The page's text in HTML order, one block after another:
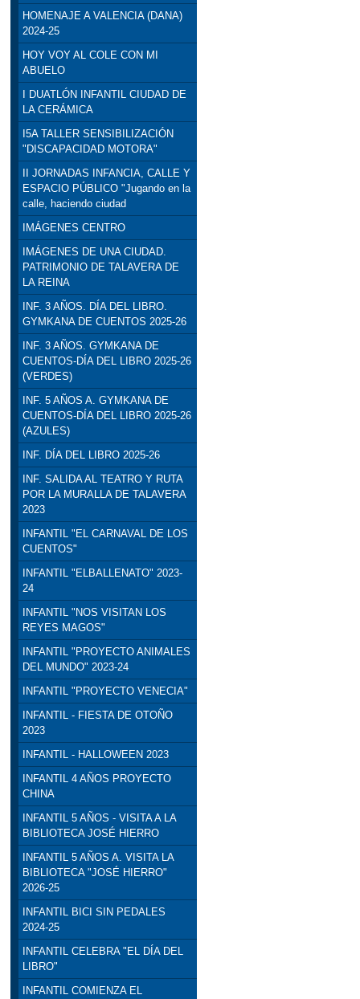
HOMENAJE A VALENCIA (DANA)
2024-25
HOY VOY AL COLE CON MI
ABUELO
I DUATLÓN INFANTIL CIUDAD DE
LA CERÁMICA
I5A TALLER SENSIBILIZACIÓN
"DISCAPACIDAD MOTORA"
II JORNADAS INFANCIA, CALLE Y
ESPACIO PÚBLICO "Jugando en la
calle, haciendo ciudad
IMÁGENES CENTRO
IMÁGENES DE UNA CIUDAD.
PATRIMONIO DE TALAVERA DE
LA REINA
INF. 3 AÑOS. DÍA DEL LIBRO.
GYMKANA DE CUENTOS 2025-26
INF. 3 AÑOS. GYMKANA DE
CUENTOS-DÍA DEL LIBRO 2025-26
(VERDES)
INF. 5 AÑOS A. GYMKANA DE
CUENTOS-DÍA DEL LIBRO 2025-26
(AZULES)
INF. DÍA DEL LIBRO 2025-26
INF. SALIDA AL TEATRO Y RUTA
POR LA MURALLA DE TALAVERA
2023
INFANTIL "EL CARNAVAL DE LOS
CUENTOS"
INFANTIL "ELBALLENATO" 2023-
24
INFANTIL "NOS VISITAN LOS
REYES MAGOS"
INFANTIL "PROYECTO ANIMALES
DEL MUNDO" 2023-24
INFANTIL "PROYECTO VENECIA"
INFANTIL - FIESTA DE OTOÑO
2023
INFANTIL - HALLOWEEN 2023
INFANTIL 4 AÑOS PROYECTO
CHINA
INFANTIL 5 AÑOS - VISITA A LA
BIBLIOTECA JOSÉ HIERRO
INFANTIL 5 AÑOS A. VISITA LA
BIBLIOTECA "JOSÉ HIERRO"
2026-25
INFANTIL BICI SIN PEDALES
2024-25
INFANTIL CELEBRA "EL DÍA DEL
LIBRO"
INFANTIL COMIENZA EL